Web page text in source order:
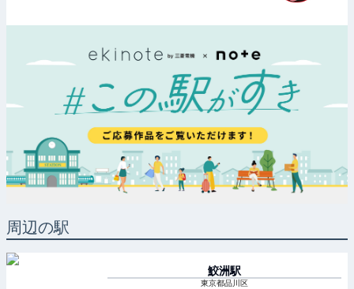
周辺の駅
鮫洲駅
東京都品川区